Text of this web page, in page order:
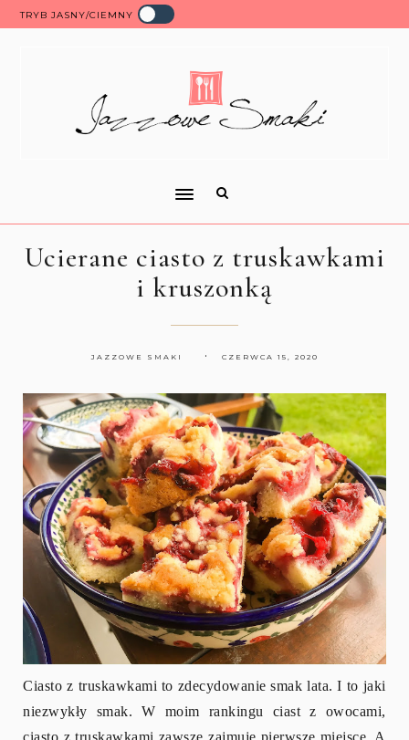
TRYB JASNY/CIEMNY
Ucierane ciasto z truskawkami
i kruszonką
JAZZOWE SMAKI CZERWCA 15, 2020
Ciasto z truskawkami to zdecydowanie smak lata. I to jaki
niezwykły smak. W moim rankingu ciast z owocami,